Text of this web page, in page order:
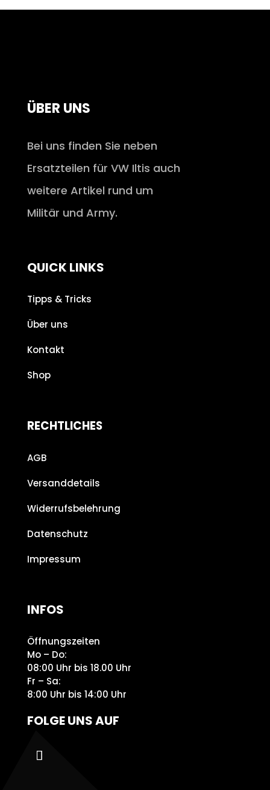
ÜBER UNS
Bei uns finden Sie neben
Ersatzteilen für VW Iltis auch
weitere Artikel rund um
Militär und Army.
QUICK LINKS
Tipps & Tricks
Über uns
Kontakt
Shop
RECHTLICHES
AGB
Versanddetails
Widerrufsbelehrung
Datenschutz
Impressum
INFOS
Öffnungszeiten
Mo – Do:
08:00 Uhr bis 18.00 Uhr
Fr – Sa:
8:00 Uhr bis 14:00 Uhr
FOLGE UNS AUF